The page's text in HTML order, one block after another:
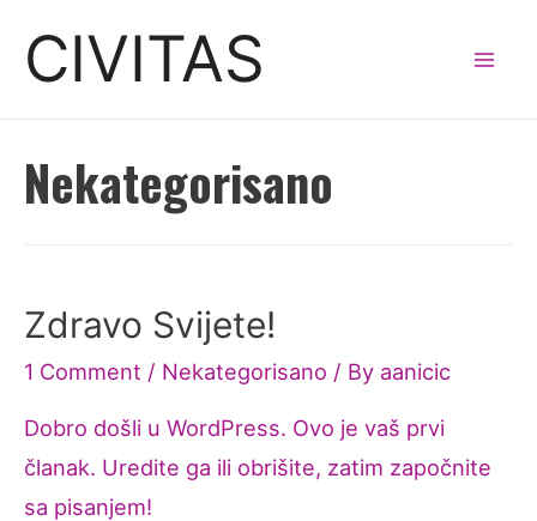
CIVITAS
Nekategorisano
Zdravo Svijete!
1 Comment / Nekategorisano / By aanicic
Dobro došli u WordPress. Ovo je vaš prvi
članak. Uredite ga ili obrišite, zatim započnite
sa pisanjem!